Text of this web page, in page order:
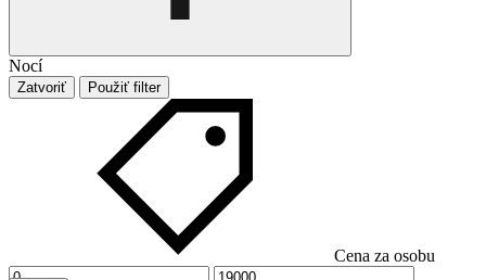
Nocí
Zatvoriť Použiť filter
Cena za osobu